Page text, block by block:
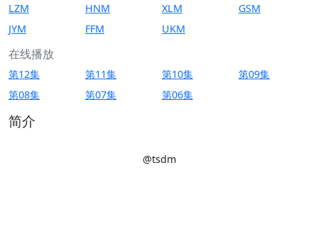
LZM HNM XLM
GSM
JYM
FFM UKM
在线播放
第12集 第11集 第10集
第09集
第08集
第07集 第06集
简介
@tsdm